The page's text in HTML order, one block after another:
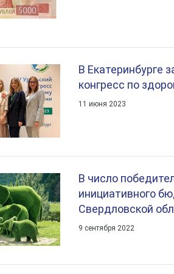
В Екатеринбурге
конгресс по
11 июня 2023
В число
инициативного
Свердловской
9 сентября 2022